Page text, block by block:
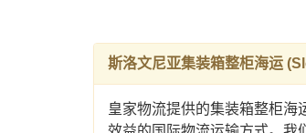
斯洛文尼亚集装箱整柜海运
皇家物流提供的集装箱整柜